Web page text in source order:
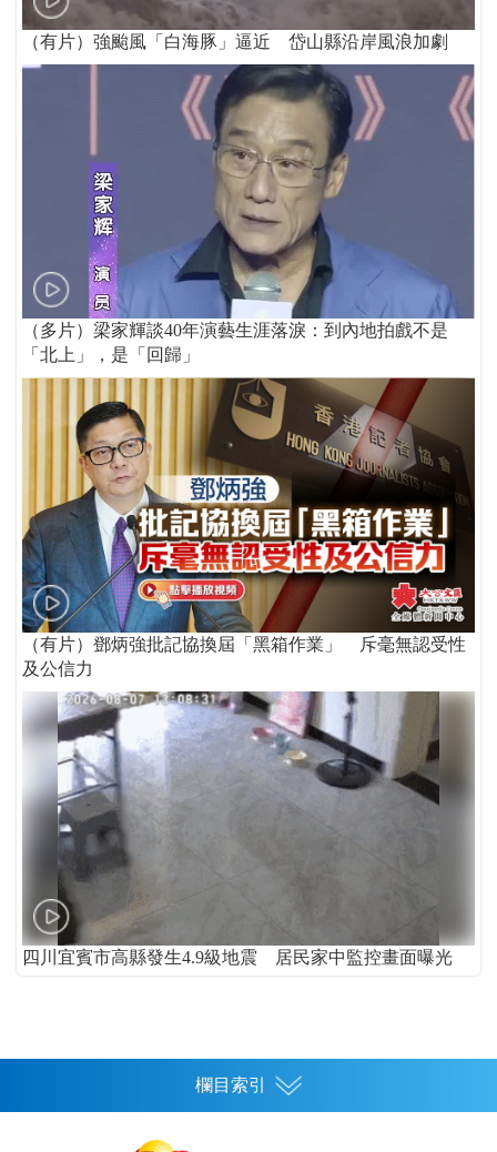
（有片）強颱風「白海豚」逼近 岱山縣沿岸風浪加劇
（多片）梁家輝談40年演藝生涯落淚：到內地拍戲不是
「北上」，是「回歸」
（有片）鄧炳強批記協換屆「黑箱作業」 斥毫無認受性
及公信力
四川宜賓市高縣發生4.9級地震 居民家中監控畫面曝光
欄目索引